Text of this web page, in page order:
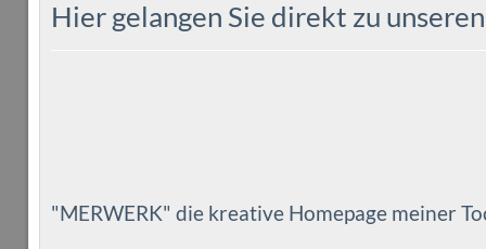
Hier gelangen Sie direkt zu
"MERWERK" die kreative Homepage meiner